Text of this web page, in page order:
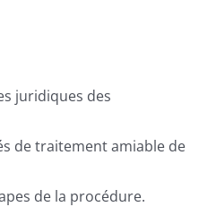
juridiques des
de traitement amiable de
de la procédure.